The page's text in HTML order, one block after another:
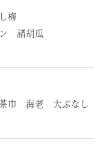
梅
諸胡瓜
巾 海老 大ぶなし